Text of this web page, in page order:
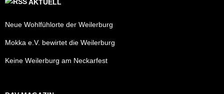
AKTUELL
Neue Wohlfühlorte der Weilerburg
Mokka e.V. bewirtet die Weilerburg
Keine Weilerburg am Neckarfest